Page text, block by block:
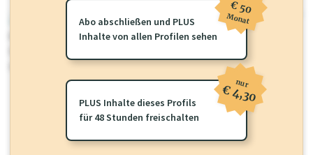
wirtschaft.at PLUS
Für dieses Profil gibt es zusätzlichewirtschaft.at PLUS Inhalte
oder loggen Sie sich ein um diese Inhalte zu sehen.
Abo abschließen und PLUS
Inhalte von allen Profilen sehen
€ 50
Monat
PLUS Inhalte dieses Profils
für 48 Stunden freischalten
nur
€ 4,30